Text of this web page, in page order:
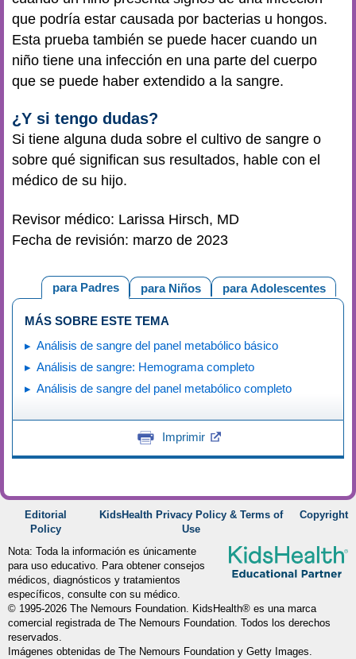
que podría estar causada por bacterias u hongos.
Esta prueba también se puede hacer cuando un
niño tiene una infección en una parte del cuerpo
que se puede haber extendido a la sangre.
¿Y si tengo dudas?
Si tiene alguna duda sobre el cultivo de sangre o
sobre qué significan sus resultados, hable con el
médico de su hijo.
Revisor médico: Larissa Hirsch, MD
Fecha de revisión: marzo de 2023
para Adolescentes
para Niños
para Padres
MÁS SOBRE ESTE TEMA
Análisis de sangre del panel metabólico básico
Análisis de sangre: Hemograma completo
Análisis de sangre del panel metabólico completo
Imprimir
Editorial
Policy
KidsHealth Privacy Policy & Terms of
Use
Copyright
Nota: Toda la información es únicamente
para uso educativo. Para obtener consejos
médicos, diagnósticos y tratamientos
específicos, consulte con su médico.
© 1995-2026 The Nemours Foundation. KidsHealth® es una marca
comercial registrada de The Nemours Foundation. Todos los derechos
reservados.
Imágenes obtenidas de The Nemours Foundation y Getty Images.